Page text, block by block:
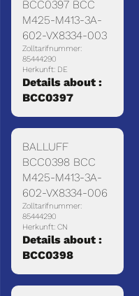
BCC0397 BCC
M425-M413-3A-
602-VX8334-003
Zolltarifnummer:
85444290
Herkunft: DE
Details about :
BCC0397
BALLUFF
BCC0398 BCC
M425-M413-3A-
602-VX8334-006
Zolltarifnummer:
85444290
Herkunft: CN
Details about :
BCC0398